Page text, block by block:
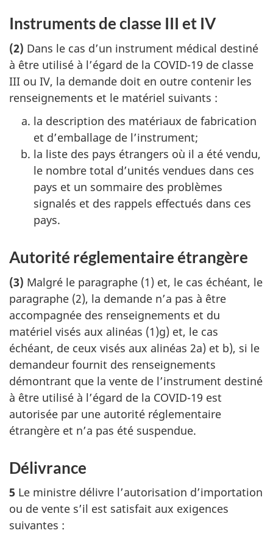
Instruments de classe III et IV
(2) Dans le cas d’un instrument médical destiné
à être utilisé à l’égard de la COVID-19 de classe
III ou IV, la demande doit en outre contenir les
renseignements et le matériel suivants :
la description des matériaux de fabrication
et d’emballage de l’instrument;
la liste des pays étrangers où il a été vendu,
le nombre total d’unités vendues dans ces
pays et un sommaire des problèmes
signalés et des rappels effectués dans ces
pays.
Autorité réglementaire étrangère
(3) Malgré le paragraphe (1) et, le cas échéant, le
paragraphe (2), la demande n’a pas à être
accompagnée des renseignements et du
matériel visés aux alinéas (1)g) et, le cas
échéant, de ceux visés aux alinéas 2a) et b), si le
demandeur fournit des renseignements
démontrant que la vente de l’instrument destiné
à être utilisé à l’égard de la COVID-19 est
autorisée par une autorité réglementaire
étrangère et n’a pas été suspendue.
Délivrance
5 Le ministre délivre l’autorisation d’importation
ou de vente s’il est satisfait aux exigences
suivantes :